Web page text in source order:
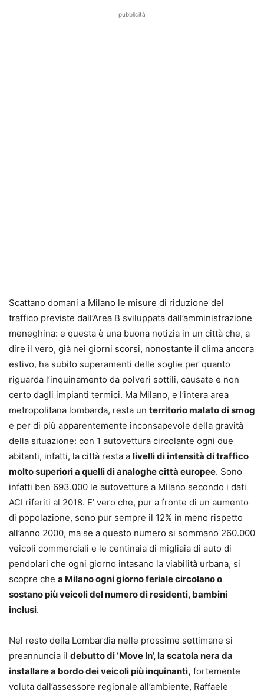
pubblicità
Scattano domani a Milano le misure di riduzione del
traffico previste dall’Area B sviluppata dall’amministrazione
meneghina: e questa è una buona notizia in un città che, a
dire il vero, già nei giorni scorsi, nonostante il clima ancora
estivo, ha subito superamenti delle soglie per quanto
riguarda l’inquinamento da polveri sottili, causate e non
certo dagli impianti termici. Ma Milano, e l’intera area
metropolitana lombarda, resta un territorio malato di smog
e per di più apparentemente inconsapevole della gravità
della situazione: con 1 autovettura circolante ogni due
abitanti, infatti, la città resta a livelli di intensità di traffico
molto superiori a quelli di analoghe città europee. Sono
infatti ben 693.000 le autovetture a Milano secondo i dati
ACI riferiti al 2018. E’ vero che, pur a fronte di un aumento
di popolazione, sono pur sempre il 12% in meno rispetto
all’anno 2000, ma se a questo numero si sommano 260.000
veicoli commerciali e le centinaia di migliaia di auto di
pendolari che ogni giorno intasano la viabilità urbana, si
scopre che a Milano ogni giorno feriale circolano o
sostano più veicoli del numero di residenti, bambini
inclusi.
Nel resto della Lombardia nelle prossime settimane si
preannuncia il debutto di ‘Move In’, la scatola nera da
installare a bordo dei veicoli più inquinanti, fortemente
voluta dall’assessore regionale all’ambiente, Raffaele